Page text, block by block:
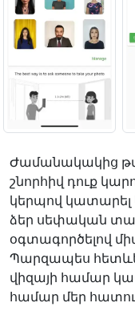
Ժամանակակից
շնորհիվ դուք
կերպով կատարել
ձեր սեփական
օգտագործելով
Պարզապես
վիզայի համար
համար մեր